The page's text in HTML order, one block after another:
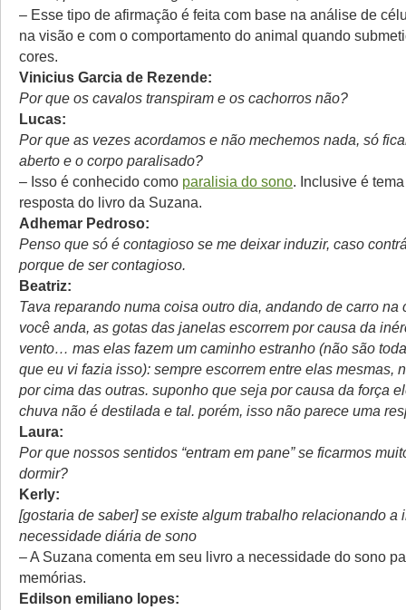
– Esse tipo de afirmação é feita com base na análise de
na visão e com o comportamento do animal quando
cores.
Vinicius Garcia de Rezende:
Por que os cavalos transpiram e os cachorros não?
Lucas:
Por que as vezes acordamos e não mechemos nada, só
aberto e o corpo paralisado?
– Isso é conhecido como paralisia do sono. Inclusive é
resposta do livro da Suzana.
Adhemar Pedroso:
Penso que só é contagioso se me deixar induzir, caso
porque de ser contagioso.
Beatriz:
Tava reparando numa coisa outro dia, andando de carro na
você anda, as gotas das janelas escorrem por causa da
vento… mas elas fazem um caminho estranho (não são
que eu vi fazia isso): sempre escorrem entre elas mesmas,
por cima das outras. suponho que seja por causa da força
chuva não é destilada e tal. porém, isso não parece uma
Laura:
Por que nossos sentidos “entram em pane” se ficarmos
dormir?
Kerly:
[gostaria de saber] se existe algum trabalho relacionando a
necessidade diária de sono
– A Suzana comenta em seu livro a necessidade do sono
memórias.
Edilson emiliano lopes: